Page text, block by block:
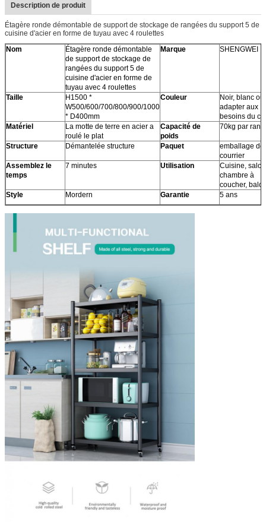
Description de produit
Étagère ronde démontable de support de stockage de rangées du support 5 de
cuisine d'acier en forme de tuyau avec 4 roulettes
Nom
Étagère ronde démontable
de support de stockage de
rangées du support 5 de
cuisine d'acier en forme de
tuyau avec 4 roulettes
Marque SHENGWEI
Taille
H1500 *
W500/600/700/800/900/1000
* D400mm
Couleur
Noir, blanc ou
adapter aux
besoins du
Matériel
La motte de terre en acier a
roulé le plat
Capacité de
poids
70kg par
Structure Démantelée structure Paquet
emballage de
courrier
Assemblez le
temps
7 minutes Utilisation
Cuisine,
chambre à
coucher,
Style
Mordern Garantie 5 ans